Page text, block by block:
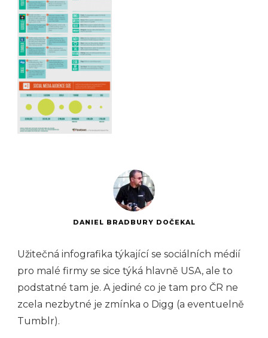
DANIEL BRADBURY DOČEKAL
Užitečná infografika týkající se sociálních médií
pro malé firmy se sice týká hlavně USA, ale to
podstatné tam je. A jediné co je tam pro ČR ne
zcela nezbytné je zmínka o Digg (a eventuelně
Tumblr).